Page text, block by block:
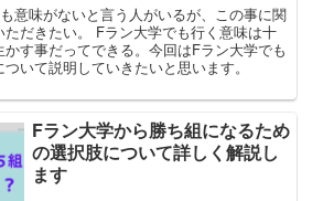
意味がないと言う人がいるが、この事に関
ただきたい。 Fラン大学でも行く意味は十
す事だってできる。今回はFラン大学でも
いて説明していきたいと思います。
Fラン大学から勝ち組になるため
の選択肢について詳しく解説し
ます